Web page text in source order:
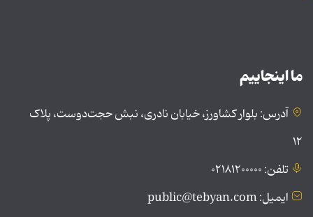
ما اینجاییم
آدرس: بلوار کشاورز، خیابان نادری، نبش حجت‌دوست، پلاک
۱۲
تلفن: ۰۲۱۸۱۲۰۰۰۰۰
ایمیل: public@tebyan.com